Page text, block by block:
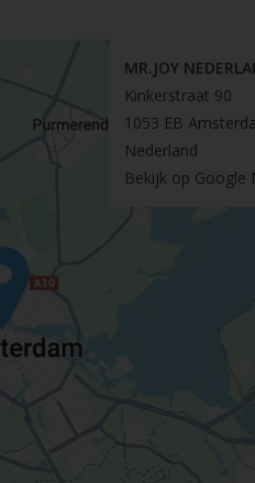
MR.JOY
Kinkerstraat 90
1053 EB
Nederland
Bekijk op Google